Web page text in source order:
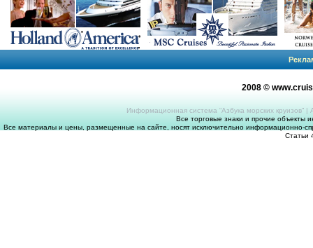
2008 ©
Информационная система “Азбука морских круизов” |
Все торговые знаки и прочие объекты
Все материалы и цены, размещенные на сайте, носят исключительно информационно-
Статьи